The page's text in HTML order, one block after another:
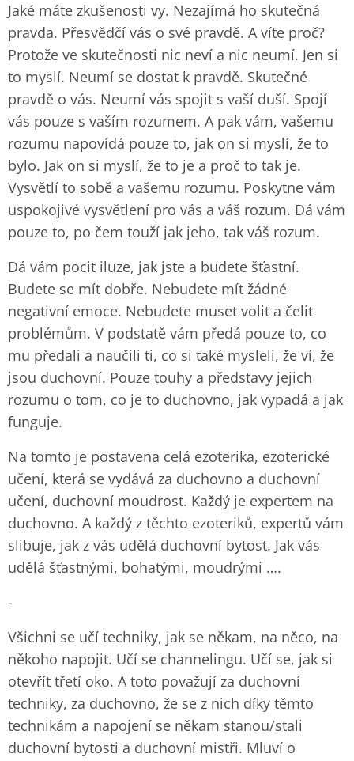
Jaké máte zkušenosti vy. Nezajímá ho skutečná
pravda. Přesvědčí vás o své pravdě. A víte proč?
Protože ve skutečnosti nic neví a nic neumí. Jen si
to myslí. Neumí se dostat k pravdě. Skutečné
pravdě o vás. Neumí vás spojit s vaší duší. Spojí
vás pouze s vaším rozumem. A pak vám, vašemu
rozumu napovídá pouze to, jak on si myslí, že to
bylo. Jak on si myslí, že to je a proč to tak je.
Vysvětlí to sobě a vašemu rozumu. Poskytne vám
uspokojivé vysvětlení pro vás a váš rozum. Dá vám
pouze to, po čem touží jak jeho, tak váš rozum.
Dá vám pocit iluze, jak jste a budete šťastní.
Budete se mít dobře. Nebudete mít žádné
negativní emoce. Nebudete muset volit a čelit
problémům. V podstatě vám předá pouze to, co
mu předali a naučili ti, co si také mysleli, že ví, že
jsou duchovní. Pouze touhy a představy jejich
rozumu o tom, co je to duchovno, jak vypadá a jak
funguje.
Na tomto je postavena celá ezoterika, ezoterické
učení, která se vydává za duchovno a duchovní
učení, duchovní moudrost. Každý je expertem na
duchovno. A každý z těchto ezoteriků, expertů vám
slibuje, jak z vás udělá duchovní bytost. Jak vás
udělá šťastnými, bohatými, moudrými ….
-
Všichni se učí techniky, jak se někam, na něco, na
někoho napojit. Učí se channelingu. Učí se, jak si
otevřít třetí oko. A toto považují za duchovní
techniky, za duchovno, že se z nich díky těmto
technikám a napojení se někam stanou/stali
duchovní bytosti a duchovní mistři. Mluví o